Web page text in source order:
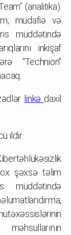
(analitika).
müdafiə və
müddətində
inkişaf
“Technion”
linkə daxil
ildir.
şəxsə təlim
müddətində